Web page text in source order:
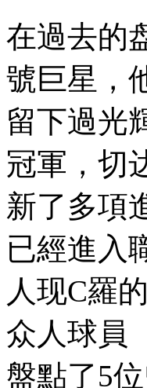
在過去的
號巨星
留下過光
冠軍，
新了多項
已經進入
人现C羅
众人球員
盤點了5位